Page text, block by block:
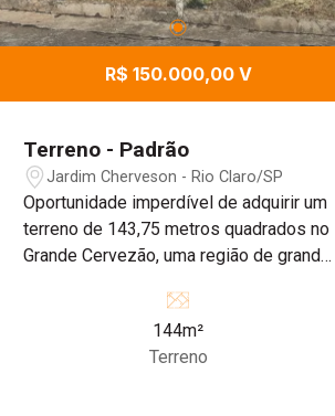
R$ 150.000,00 V
Terreno - Padrão
Jardim Cherveson - Rio Claro/SP
Oportunidade imperdível de adquirir um
terreno de 143,75 metros quadrados no
Grande Cervezão, uma região de grande
infraestrutura que você procura!
144m²
Terreno